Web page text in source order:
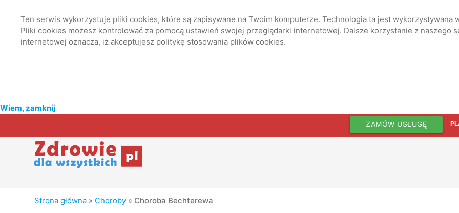
Ten serwis wykorzystuje pliki cookies, które są zapisywane na Twoim komputerze. Technologia ta jest
Pliki cookies możesz kontrolować za pomocą ustawień swojej przeglądarki internetowej. Dalsze korzystanie z
internetowej oznacza, iż akceptujesz politykę stosowania plików cookies.
Wiem, zamknij
ZAMÓW USŁUGĘ
Strona główna » Choroby » Choroba Bechterewa